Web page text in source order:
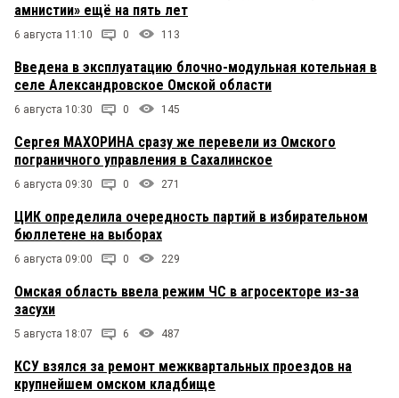
амнистии» ещё на пять лет
6 августа 11:10 0 113
Введена в эксплуатацию блочно-модульная котельная в
селе Александровское Омской области
6 августа 10:30 0 145
Сергея МАХОРИНА сразу же перевели из Омского
пограничного управления в Сахалинское
6 августа 09:30 0 271
ЦИК определила очередность партий в избирательном
бюллетене на выборах
6 августа 09:00 0 229
Омская область ввела режим ЧС в агросекторе из-за
засухи
5 августа 18:07 6 487
КСУ взялся за ремонт межквартальных проездов на
крупнейшем омском кладбище